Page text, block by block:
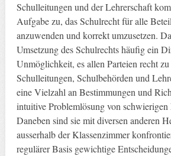
Schulleitungen und der Lehrerschaft
Aufgabe zu, das Schulrecht für alle
anzuwenden und korrekt umzusetzen.
Umsetzung des Schulrechts häufig ein
Unmöglichkeit, es allen Parteien recht
Schulleitungen, Schulbehörden und
eine Vielzahl an Bestimmungen und
intuitive Problemlösung von schwierigen
Daneben sind sie mit diversen anderen
ausserhalb der Klassenzimmer
regulärer Basis gewichtige